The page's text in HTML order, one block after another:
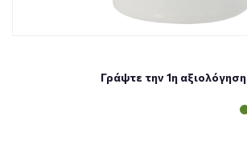
Γράψτε την 1η αξιολόγηση